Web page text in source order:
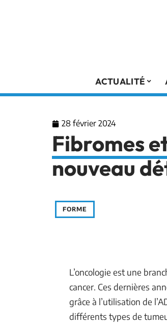
ACTUALITÉ
28 février 2024
Fibromes
nouveau
FORME
L’oncologie est une
cancer. Ces dernières
grâce à l’utilisation de
différents types de